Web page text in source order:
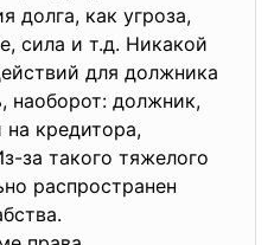
долга, как угроза,
сила и т.д. Никакой
для должника
наоборот: должник,
кредитора,
за такого тяжелого
распространен